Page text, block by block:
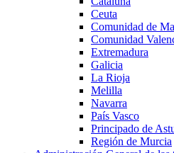
Ceuta
Comunidad de
Comunidad
Extremadura
Galicia
La Rioja
Melilla
Navarra
País Vasco
Principado de
Región de Murcia